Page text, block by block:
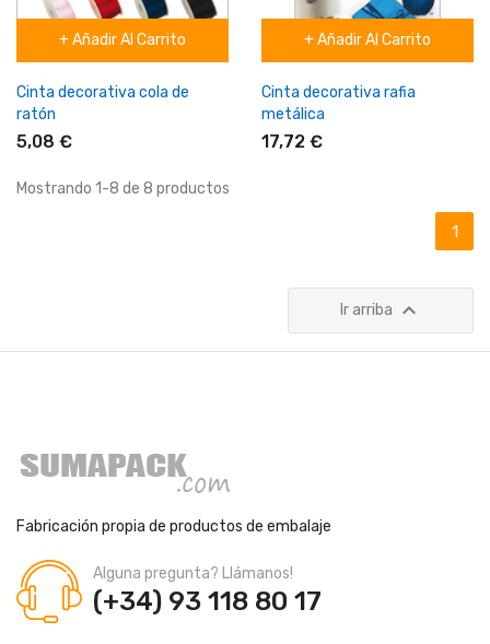
+ Añadir Al Carrito
Cinta decorativa cola de
ratón
5,08 €
+ Añadir Al Carrito
Cinta decorativa rafia
metálica
17,72 €
Mostrando 1-8 de 8 productos
1
Ir arriba 
Fabricación propia de productos de embalaje
Alguna pregunta? Llámanos!
(+34) 93 118 80 17